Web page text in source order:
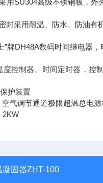
用SU304高级不锈钢板，
封采用耐温、防水、防油有
”牌DH48A数码时间继电器
控制器、时间定时器，控
保护装置
气调节通道极限超温总电
固器ZHT-100